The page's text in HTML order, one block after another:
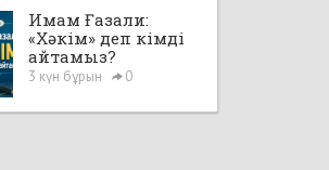
Имам Ғазали:
«Хәкім» деп кімді
айтамыз?
3 күн бұрын 0